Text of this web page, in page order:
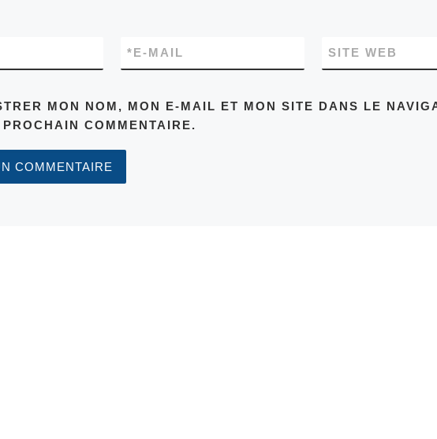
E-MAIL
* SITE WEB
MON NOM, MON E-MAIL ET MON SITE DANS LE
COMMENTAIRE.